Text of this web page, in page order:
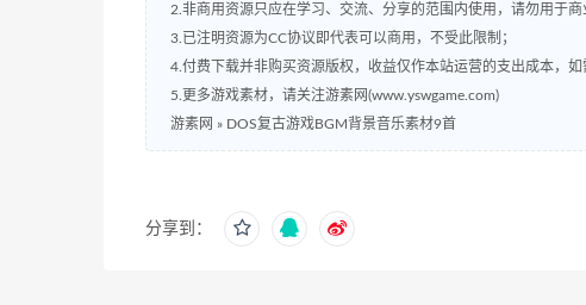
2.非商用资源只应在学习、交流、分享的范围内使用，请勿用于
3.已注明资源为CC协议即代表可以商用，不受此限制；
4.付费下载并非购买资源版权，收益仅作本站运营的支出成本，如
5.更多游戏素材，请关注游素网(www.yswgame.com)
游素网 » DOS复古游戏BGM背景音乐素材9首
分享到：